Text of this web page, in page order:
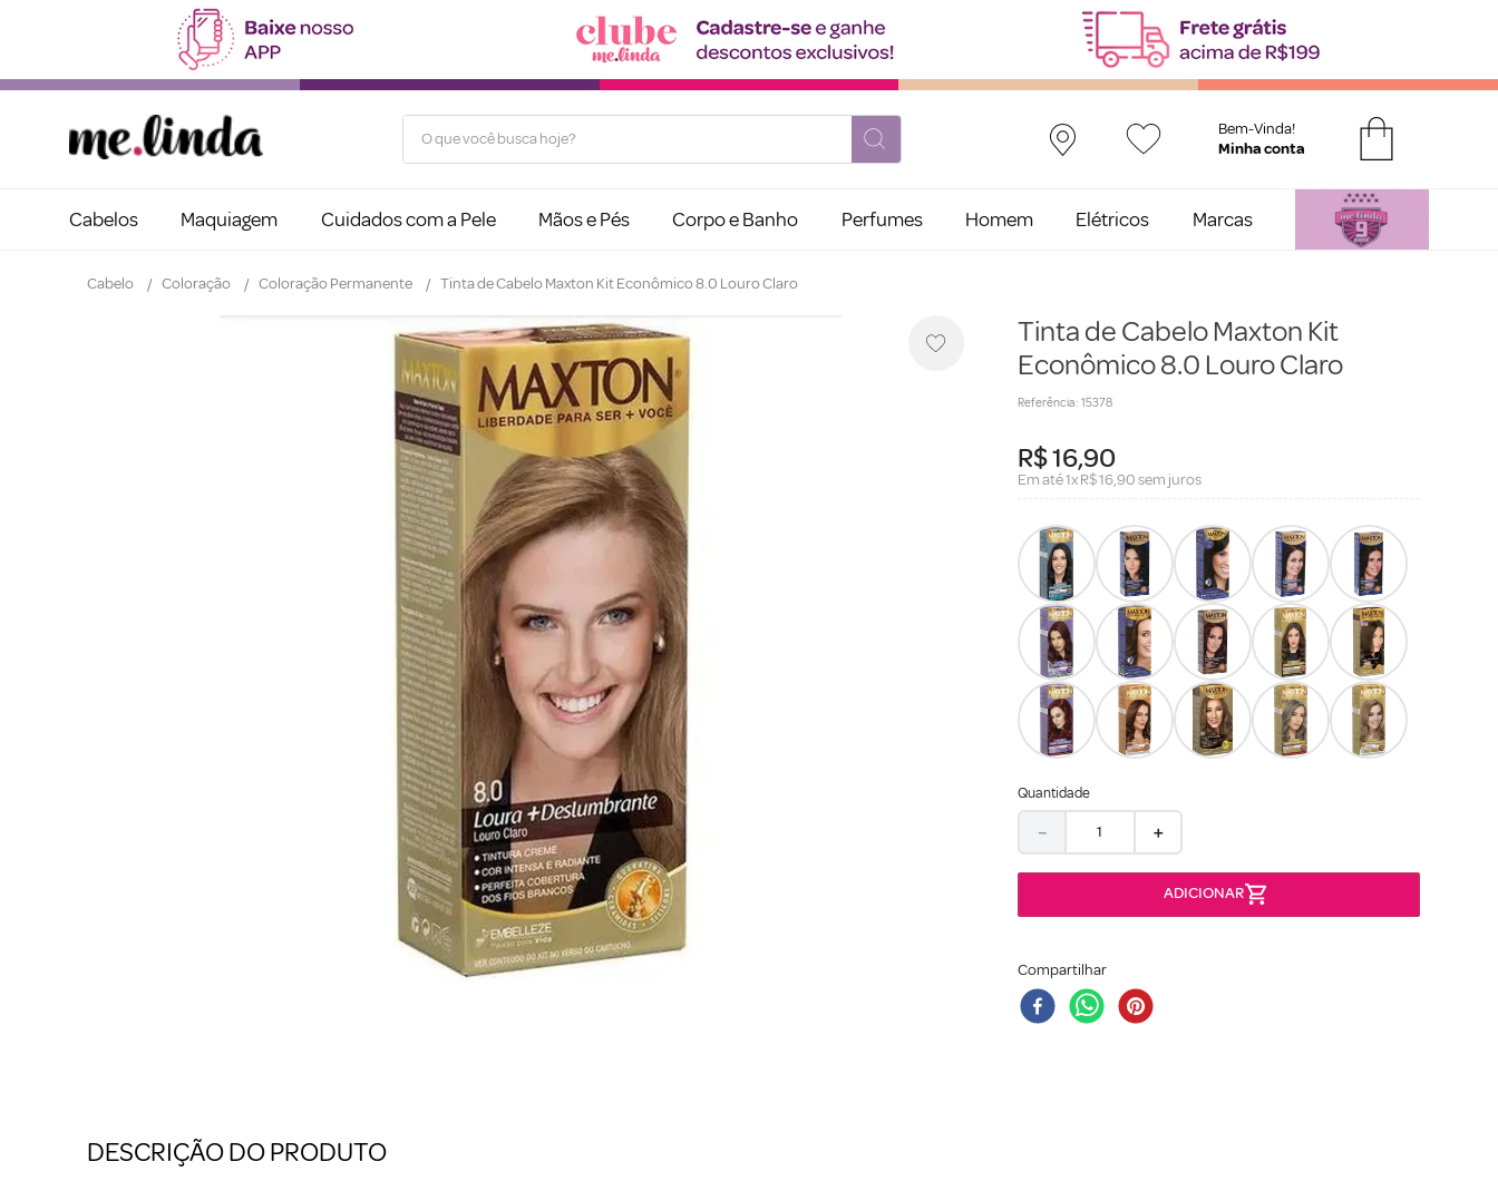
O que você busca hoje? Bem-Vinda!
Cabelos Maquiagem Cuidados com a Pele Mãos e Pés Corpo e Banho Perfumes Homem Elétricos Marcas
Cabelo Coloração Coloração Permanente Tinta de Cabelo Maxton Kit Econômico 8.0 Louro Claro
Tinta de Cabelo Maxton Kit
Econômico 8.0 Louro Claro
Referência: 15378
R$16,90
Em até1xR$16,90sem juros
Quantidade
＋
－
Compartilhar
DESCRIÇÃO DO PRODUTO